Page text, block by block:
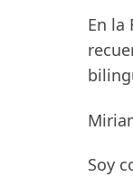
En la
Soy